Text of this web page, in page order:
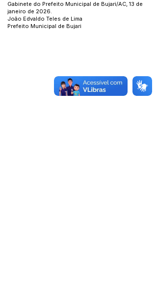
Gabinete do Prefeito Municipal de Bujari/AC, 13 de
janeiro de 2026.
João Edvaldo Teles de Lima
Prefeito Municipal de Bujari